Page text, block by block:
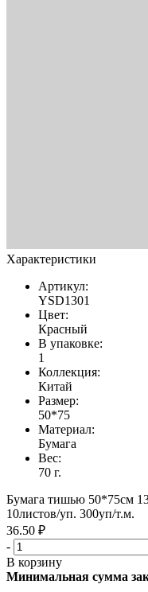
Характеристики
Артикул:
YSD1301
Цвет:
Красный
В упаковке:
1
Коллекция:
Китай
Размер:
50*75
Материал:
Бумага
Вес:
70 г.
Бумага тишью 50*75см
10листов/уп. 300уп/т.м.
36.50 ₽
-
В корзину
Минимальная сумма